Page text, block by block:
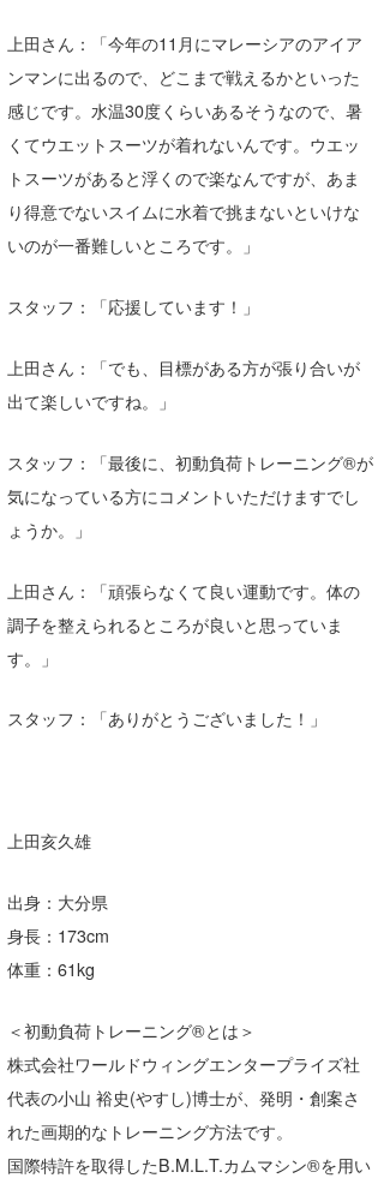
上田さん：「今年の11月にマレーシアのアイア
ンマンに出るので、どこまで戦えるかといった
感じです。水温30度くらいあるそうなので、暑
くてウエットスーツが着れないんです。ウエッ
トスーツがあると浮くので楽なんですが、あま
り得意でないスイムに水着で挑まないといけな
いのが一番難しいところです。」
スタッフ：「応援しています！」
上田さん：「でも、目標がある方が張り合いが
出て楽しいですね。」
スタッフ：「最後に、初動負荷トレーニング®が
気になっている方にコメントいただけますでし
ょうか。」
上田さん：「頑張らなくて良い運動です。体の
調子を整えられるところが良いと思っていま
す。」
スタッフ：「ありがとうございました！」
上田亥久雄
出身：大分県
身長：173cm
体重：61kg
＜初動負荷トレーニング®とは＞
株式会社ワールドウィングエンタープライズ社
代表の小山 裕史(やすし)博士が、発明・創案さ
れた画期的なトレーニング方法です。
国際特許を取得したB.M.L.T.カムマシン®を用い